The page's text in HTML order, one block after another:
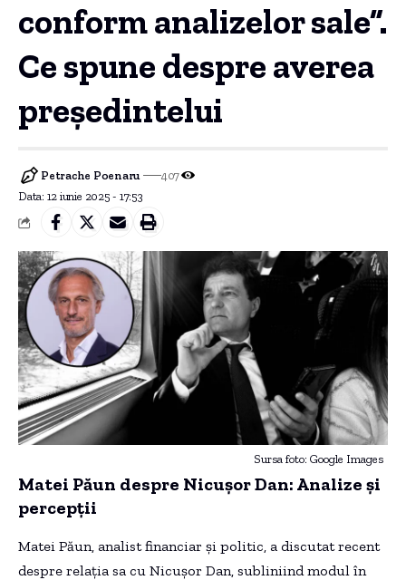
conform analizelor sale”.
Ce spune despre averea
președintelui
Data: 12 iunie 2025 - 17:53
Petrache Poenaru 407
Sursa foto: Google Images
Matei Păun despre Nicușor Dan: Analize și
percepții
Matei Păun, analist financiar și politic, a discutat recent
despre relația sa cu Nicușor Dan, subliniind modul în